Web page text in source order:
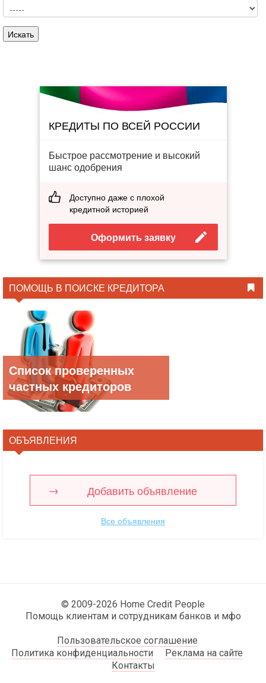
КРЕДИТЫ ПО ВСЕЙ РОССИИ
Быстрое рассмотрение и высокий
шанс одобрения
Доступно даже с плохой
кредитной историей
Оформить заявку
ПОМОЩЬ В ПОИСКЕ КРЕДИТОРА
Список проверенных
частных кредиторов
ОБЪЯВЛЕНИЯ
Добавить объявление
Все объявления
© 2009-2026 Home Credit People
Помощь клиентам и сотрудникам банков и мфо
Пользовательское соглашение
Политика конфиденциальности
Реклама на сайте
Контакты